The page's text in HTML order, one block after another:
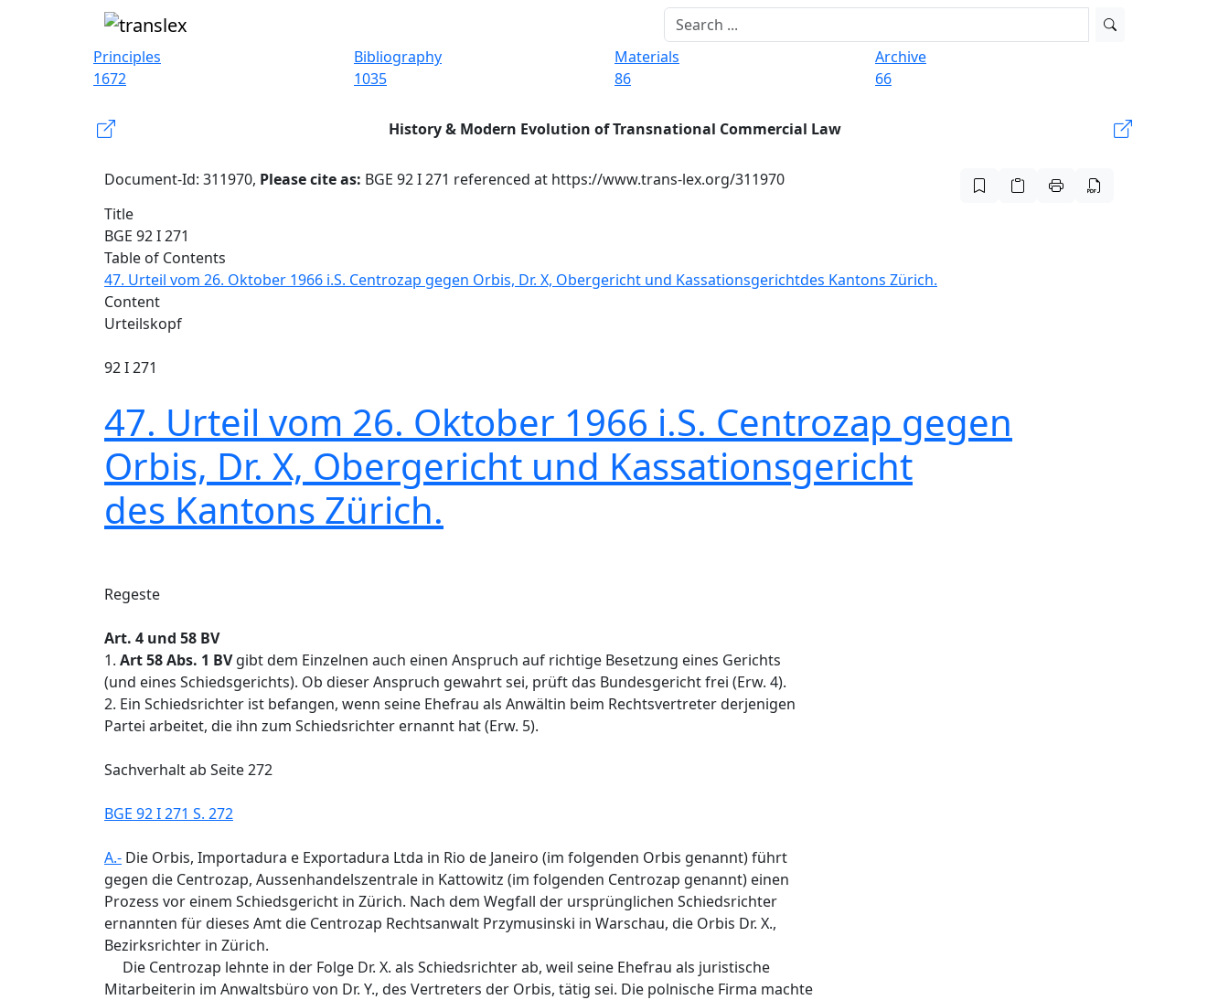
Principles
1672
Bibliography
1035
Materials
86
Archive
66
History & Modern Evolution of Transnational Commercial Law
Document-Id: 311970, Please cite as: BGE 92 I 271 referenced at https://www.trans-lex.org/311970
Title
BGE 92 I 271
Table of Contents
47. Urteil vom 26. Oktober 1966 i.S. Centrozap gegen Orbis, Dr. X, Obergericht und Kassationsgerichtdes Kantons Zürich.
Content
Urteilskopf
92 I 271
47. Urteil vom 26. Oktober 1966 i.S. Centrozap gegen
Orbis, Dr. X, Obergericht und Kassationsgericht
des Kantons Zürich.
Regeste
Art. 4 und 58 BV
1. Art 58 Abs. 1 BVgibt dem Einzelnen auch einen Anspruch auf richtige Besetzung eines Gerichts
(und eines Schiedsgerichts). Ob dieser Anspruch gewahrt sei, prüft das Bundesgericht frei (Erw. 4).
2. Ein Schiedsrichter ist befangen, wenn seine Ehefrau als Anwältin beim Rechtsvertreter derjenigen
Partei arbeitet, die ihn zum Schiedsrichter ernannt hat (Erw. 5).
Sachverhalt ab Seite 272
BGE 92 I 271 S. 272
A.- Die Orbis, Importadura e Exportadura Ltda in Rio de Janeiro (im folgenden Orbis genannt) führt
gegen die Centrozap, Aussenhandelszentrale in Kattowitz (im folgenden Centrozap genannt) einen
Prozess vor einem Schiedsgericht in Zürich. Nach dem Wegfall der ursprünglichen Schiedsrichter
ernannten für dieses Amt die Centrozap Rechtsanwalt Przymusinski in Warschau, die Orbis Dr. X.,
Bezirksrichter in Zürich.
Die Centrozap lehnte in der Folge Dr. X. als Schiedsrichter ab, weil seine Ehefrau als juristische
Mitarbeiterin im Anwaltsbüro von Dr. Y., des Vertreters der Orbis, tätig sei. Die polnische Firma machte